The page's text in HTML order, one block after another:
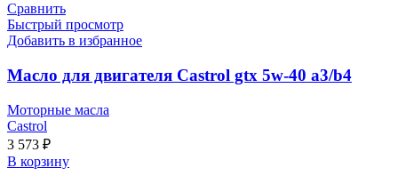
Сравнить
Быстрый просмотр
Добавить в избранное
Масло для двигателя Castrol gtx 5w-40 a3/b4
Моторные масла
Castrol
3 573 ₽
В корзину